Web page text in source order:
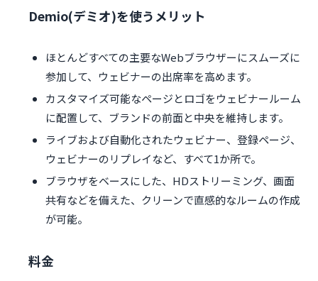
Demio(デミオ)を使うメリット
ほとんどすべての主要なWebブラウザーにスムーズに
参加して、ウェビナーの出席率を高めます。
カスタマイズ可能なページとロゴをウェビナールーム
に配置して、ブランドの前面と中央を維持します。
ライブおよび自動化されたウェビナー、登録ページ、
ウェビナーのリプレイなど、すべて1か所で。
ブラウザをベースにした、HDストリーミング、画面
共有などを備えた、クリーンで直感的なルームの作成
が可能。
料金